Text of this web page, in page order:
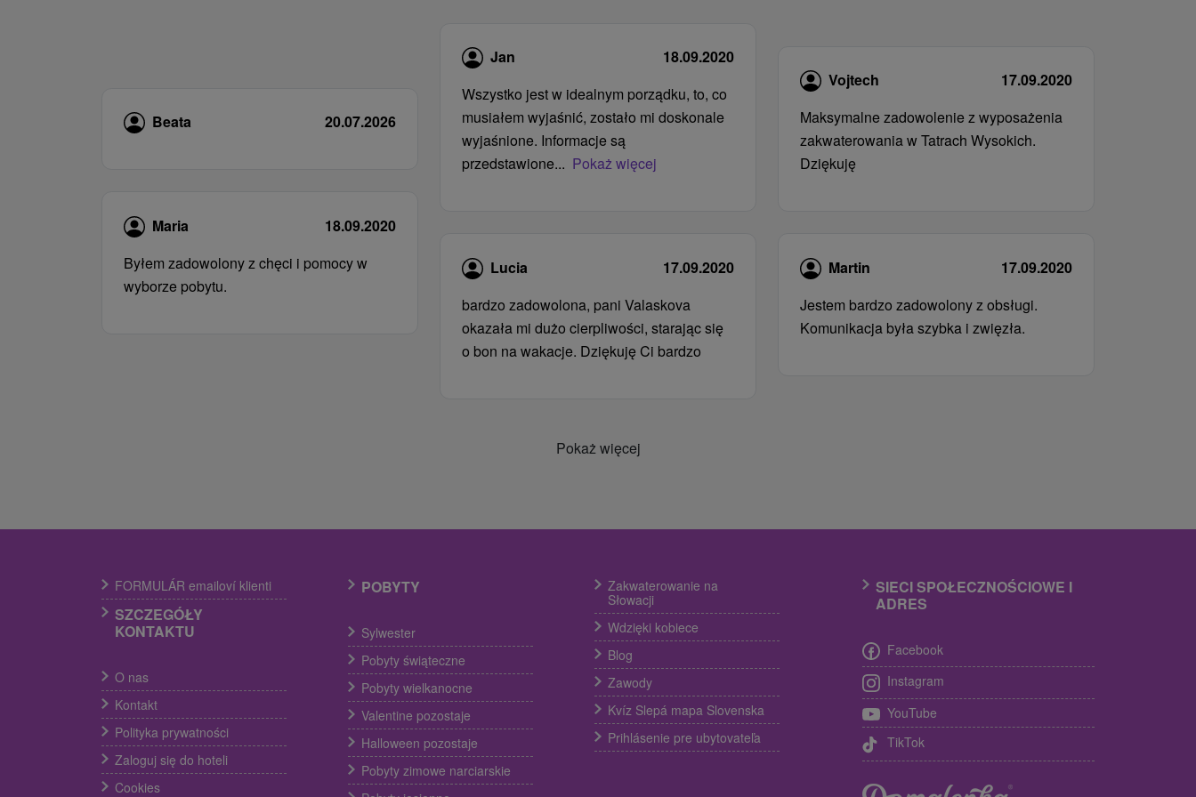
Beata 20.07.2026
Maria
18.09.2020
Byłem zadowolony z chęci i pomocy w
wyborze pobytu.
Jan
18.09.2020
Wszystko jest w idealnym porządku, to, co
musiałem wyjaśnić, zostało mi doskonale
wyjaśnione. Informacje są
przedstawione... Pokaż więcej
Lucia
17.09.2020
bardzo zadowolona, ​​pani Valaskova
okazała mi dużo cierpliwości, starając się
o bon na wakacje. Dziękuję Ci bardzo
Vojtech
17.09.2020
Maksymalne zadowolenie z wyposażenia
zakwaterowania w Tatrach Wysokich.
Dziękuję
Martin
17.09.2020
Jestem bardzo zadowolony z obsługi.
Komunikacja była szybka i zwięzła.
Pokaż więcej
FORMULÁR emailoví klienti
SZCZEGÓŁY
KONTAKTU
O nas
Kontakt
Polityka prywatności
Zaloguj się do hoteli
Cookies
POBYTY
Sylwester
Pobyty świąteczne
Pobyty wielkanocne
Valentine pozostaje
Halloween pozostaje
Pobyty zimowe narciarskie
Zakwaterowanie na
Słowacji
Wdzięki kobiece
Blog
Zawody
Kvíz Slepá mapa Slovenska
Prihlásenie pre ubytovateľa
SIECI SPOŁECZNOŚCIOWE I
ADRES
Facebook
Instagram
YouTube
TikTok